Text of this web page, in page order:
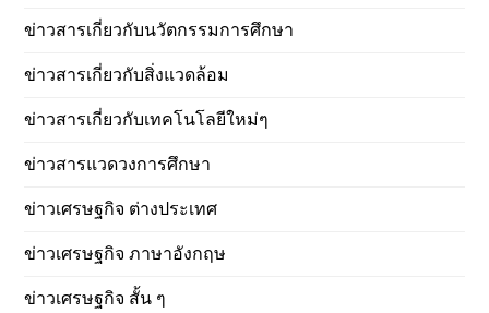
ข่าวสารเกี่ยวกับนวัตกรรมการศึกษา
ข่าวสารเกี่ยวกับสิ่งแวดล้อม
ข่าวสารเกี่ยวกับเทคโนโลยีใหม่ๆ
ข่าวสารแวดวงการศึกษา
ข่าวเศรษฐกิจ ต่างประเทศ
ข่าวเศรษฐกิจ ภาษาอังกฤษ
ข่าวเศรษฐกิจ สั้น ๆ